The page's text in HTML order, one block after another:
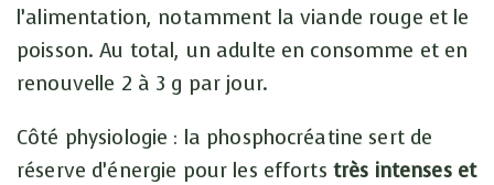
l’alimentation, notamment la viande rouge et le
poisson. Au total, un adulte en consomme et en
renouvelle 2 à 3 g par jour.
Côté physiologie : la phosphocréatine sert de
réserve d’énergie pour les efforts très intenses et